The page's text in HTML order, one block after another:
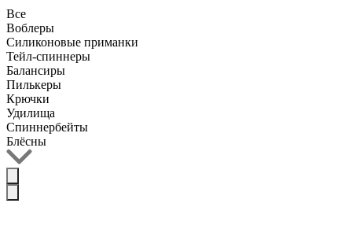
Все
Воблеры
Силиконовые приманки
Тейл-спиннеры
Балансиры
Пилькеры
Крючки
Удилища
Спиннербейты
Блёсны